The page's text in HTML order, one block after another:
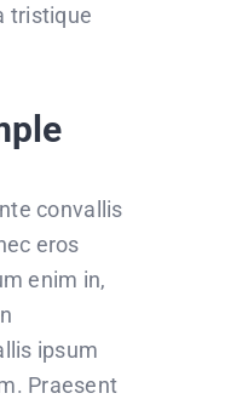
tristique
convallis
eros
enim in,
ipsum
Praesent